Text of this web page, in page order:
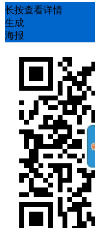
长按查看详情
生成
海报